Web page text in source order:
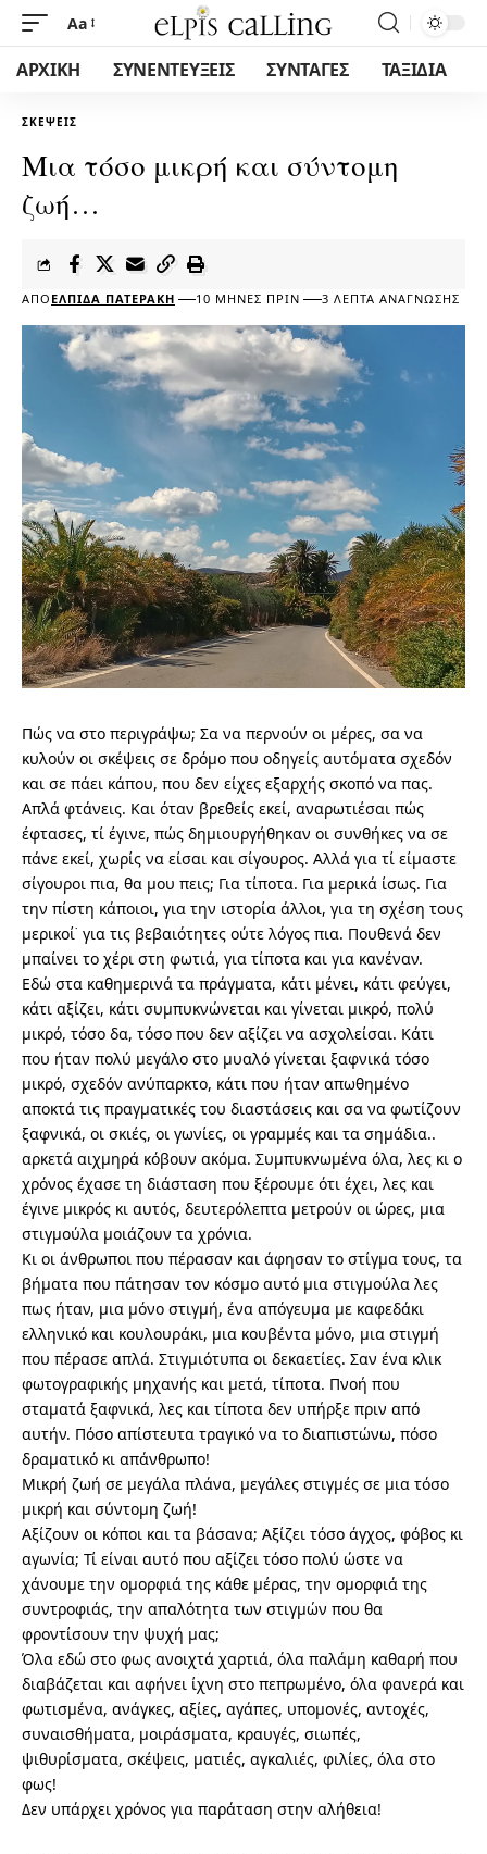
Aa
ΑΡΧΙΚΗ ΣΥΝΕΝΤΕΥΞΕΙΣ ΣΥΝΤΑΓΕΣ ΤΑΞΙΔΙΑ
ΣΚΈΨΕΙΣ
Μια τόσο μικρή και σύντομη
ζωή…
ΑΠΌ ΕΛΠΊΔΑ ΠΑΤΕΡΆΚΗ 10 ΜΉΝΕΣ ΠΡΙΝ 3 ΛΕΠΤΆ ΑΝΆΓΝΩΣΗΣ
Πώς να στο περιγράψω; Σα να περνούν οι μέρες, σα να
κυλούν οι σκέψεις σε δρόμο που οδηγείς αυτόματα σχεδόν
και σε πάει κάπου, που δεν είχες εξαρχής σκοπό να πας.
Απλά φτάνεις. Και όταν βρεθείς εκεί, αναρωτιέσαι πώς
έφτασες, τί έγινε, πώς δημιουργήθηκαν οι συνθήκες να σε
πάνε εκεί, χωρίς να είσαι και σίγουρος. Αλλά για τί είμαστε
σίγουροι πια, θα μου πεις; Για τίποτα. Για μερικά ίσως. Για
την πίστη κάποιοι, για την ιστορία άλλοι, για τη σχέση τους
μερικοί˙ για τις βεβαιότητες ούτε λόγος πια. Πουθενά δεν
μπαίνει το χέρι στη φωτιά, για τίποτα και για κανέναν.
Εδώ στα καθημερινά τα πράγματα, κάτι μένει, κάτι φεύγει,
κάτι αξίζει, κάτι συμπυκνώνεται και γίνεται μικρό, πολύ
μικρό, τόσο δα, τόσο που δεν αξίζει να ασχολείσαι. Κάτι
που ήταν πολύ μεγάλο στο μυαλό γίνεται ξαφνικά τόσο
μικρό, σχεδόν ανύπαρκτο, κάτι που ήταν απωθημένο
αποκτά τις πραγματικές του διαστάσεις και σα να φωτίζουν
ξαφνικά, οι σκιές, οι γωνίες, οι γραμμές και τα σημάδια..
αρκετά αιχμηρά κόβουν ακόμα. Συμπυκνωμένα όλα, λες κι ο
χρόνος έχασε τη διάσταση που ξέρουμε ότι έχει, λες και
έγινε μικρός κι αυτός, δευτερόλεπτα μετρούν οι ώρες, μια
στιγμούλα μοιάζουν τα χρόνια.
Κι οι άνθρωποι που πέρασαν και άφησαν το στίγμα τους, τα
βήματα που πάτησαν τον κόσμο αυτό μια στιγμούλα λες
πως ήταν, μια μόνο στιγμή, ένα απόγευμα με καφεδάκι
ελληνικό και κουλουράκι, μια κουβέντα μόνο, μια στιγμή
που πέρασε απλά. Στιγμιότυπα οι δεκαετίες. Σαν ένα κλικ
φωτογραφικής μηχανής και μετά, τίποτα. Πνοή που
σταματά ξαφνικά, λες και τίποτα δεν υπήρξε πριν από
αυτήν. Πόσο απίστευτα τραγικό να το διαπιστώνω, πόσο
δραματικό κι απάνθρωπο!
Μικρή ζωή σε μεγάλα πλάνα, μεγάλες στιγμές σε μια τόσο
μικρή και σύντομη ζωή!
Αξίζουν οι κόποι και τα βάσανα; Αξίζει τόσο άγχος, φόβος κι
αγωνία; Τί είναι αυτό που αξίζει τόσο πολύ ώστε να
χάνουμε την ομορφιά της κάθε μέρας, την ομορφιά της
συντροφιάς, την απαλότητα των στιγμών που θα
φροντίσουν την ψυχή μας;
Όλα εδώ στο φως ανοιχτά χαρτιά, όλα παλάμη καθαρή που
διαβάζεται και αφήνει ίχνη στο πεπρωμένο, όλα φανερά και
φωτισμένα, ανάγκες, αξίες, αγάπες, υπομονές, αντοχές,
συναισθήματα, μοιράσματα, κραυγές, σιωπές,
ψιθυρίσματα, σκέψεις, ματιές, αγκαλιές, φιλίες, όλα στο
φως!
Δεν υπάρχει χρόνος για παράταση στην αλήθεια!